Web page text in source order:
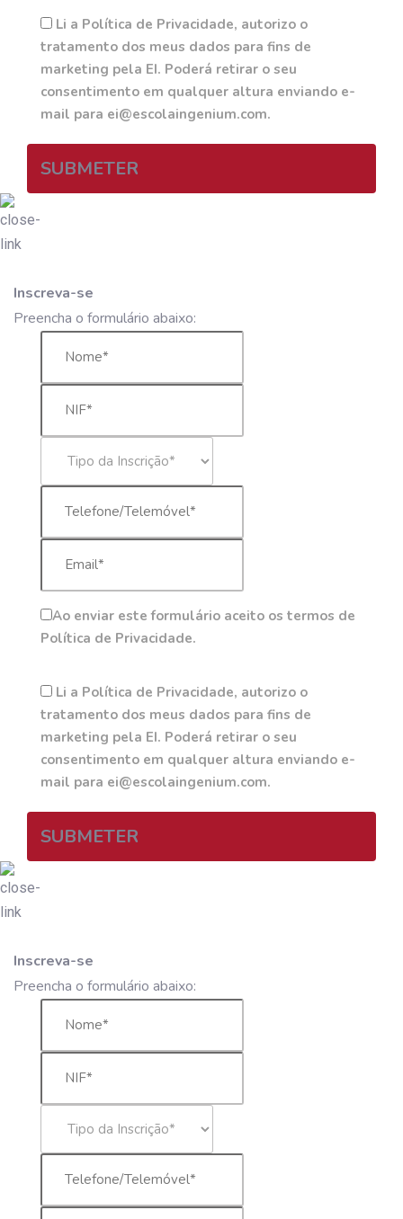
Li a Política de Privacidade, autorizo o
tratamento dos meus dados para fins de
marketing pela EI. Poderá retirar o seu
consentimento em qualquer altura enviando e-
mail para ei@escolaingenium.com.
SUBMETER
Inscreva-se
Preencha o formulário abaixo:
Ao enviar este formulário aceito os termos de
Política de Privacidade.
Li a Política de Privacidade, autorizo o
tratamento dos meus dados para fins de
marketing pela EI. Poderá retirar o seu
consentimento em qualquer altura enviando e-
mail para ei@escolaingenium.com.
SUBMETER
Inscreva-se
Preencha o formulário abaixo: